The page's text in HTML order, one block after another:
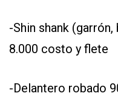
-Shin shank
8.000 costo y flete
-Delantero robado